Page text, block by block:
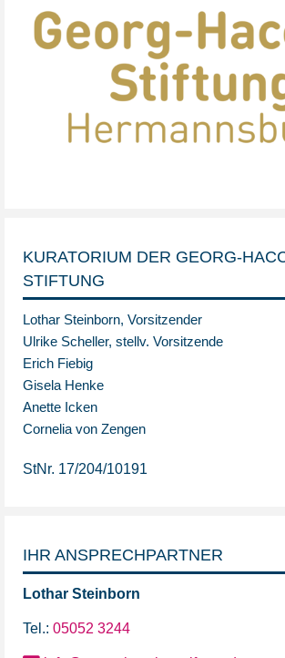
KURATORIUM DER GEORG-
STIFTUNG
Lothar Steinborn, Vorsitzender
Ulrike Scheller, stellv. Vorsitzende
Erich Fiebig
Gisela Henke
Anette Icken
Cornelia von Zengen
StNr. 17/204/10191
IHR ANSPRECHPARTNER
Lothar Steinborn
Tel.: 05052 3244